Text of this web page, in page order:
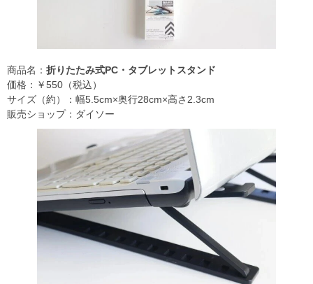
商品名： 折りたたみ式PC・タブレットスタンド
価格：￥550（税込）
サイズ（約）：幅5.5cm×奥行28cm×高さ2.3cm
販売ショップ：ダイソー